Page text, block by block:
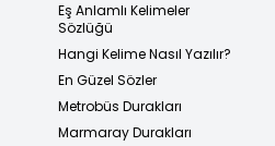
Eş Anlamlı Kelimeler
Sözlüğü
Hangi Kelime Nasıl Yazılır?
En Güzel Sözler
Metrobüs Durakları
Marmaray Durakları